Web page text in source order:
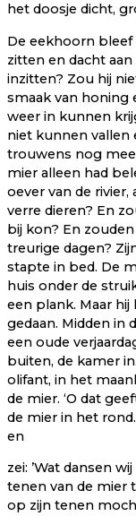
het doosje dicht,
De eekhoorn
zitten en dacht
inzitten? Zou hij
smaak van honing
weer in kunnen
niet kunnen vallen
trouwens nog
mier alleen had
oever van de
verre dieren? En
bij kon? En
treurige dagen?
stapte in bed. De
huis onder de
een plank. Maar
gedaan. Midden
een oude
buiten, de kamer
olifant, in het
de mier. ‘O dat
de mier in het
en
zei: ’Wat dansen
tenen van de mier
op zijn tenen